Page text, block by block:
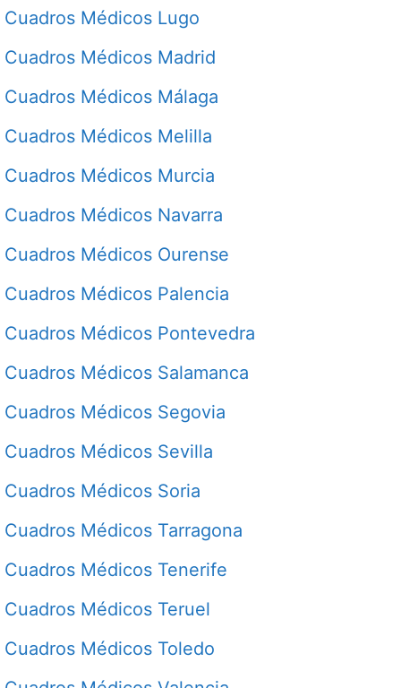
Cuadros Médicos Lugo
Cuadros Médicos Madrid
Cuadros Médicos Málaga
Cuadros Médicos Melilla
Cuadros Médicos Murcia
Cuadros Médicos Navarra
Cuadros Médicos Ourense
Cuadros Médicos Palencia
Cuadros Médicos Pontevedra
Cuadros Médicos Salamanca
Cuadros Médicos Segovia
Cuadros Médicos Sevilla
Cuadros Médicos Soria
Cuadros Médicos Tarragona
Cuadros Médicos Tenerife
Cuadros Médicos Teruel
Cuadros Médicos Toledo